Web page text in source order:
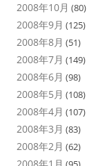
2008年10月 (80)
2008年9月 (125)
2008年8月 (51)
2008年7月 (149)
2008年6月 (98)
2008年5月 (108)
2008年4月 (107)
2008年3月 (83)
2008年2月 (62)